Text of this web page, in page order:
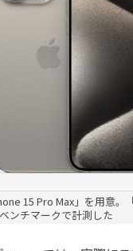
15 Pro Max」を用意。
ンチマークで計測した